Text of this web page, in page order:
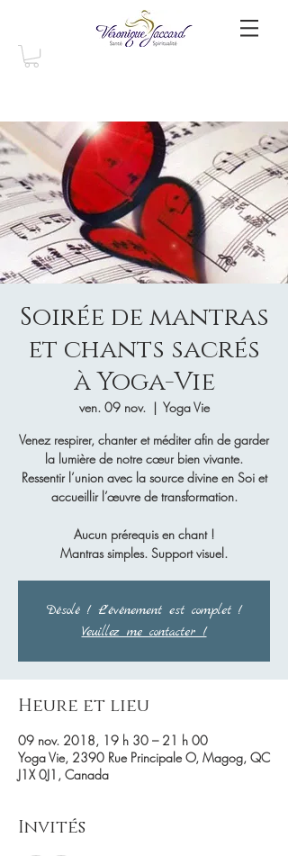
Soirée de mantras
et chants sacrés
à Yoga-Vie
ven. 09 nov.
  |
Yoga Vie
Venez respirer, chanter et méditer afin de garder
la lumière de notre cœur bien vivante.
Ressentir l’union avec la source divine en Soi et
accueillir l’œuvre de transformation.
Aucun prérequis en chant !
Mantras simples. Support visuel.
Désolé ! L'événement est complet !
Veuillez me contacter !
Heure et lieu
09 nov. 2018, 19 h 30 – 21 h 00
Yoga Vie, 2390 Rue Principale O, Magog, QC
J1X 0J1, Canada
Invités